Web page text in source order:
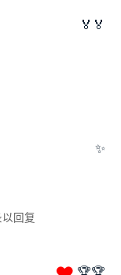
🏅🏅
✨
回复
🏆🏆